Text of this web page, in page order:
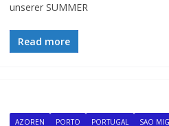
unserer SUMMER
Read more
AZOREN PORTO PORTUGAL
SAO